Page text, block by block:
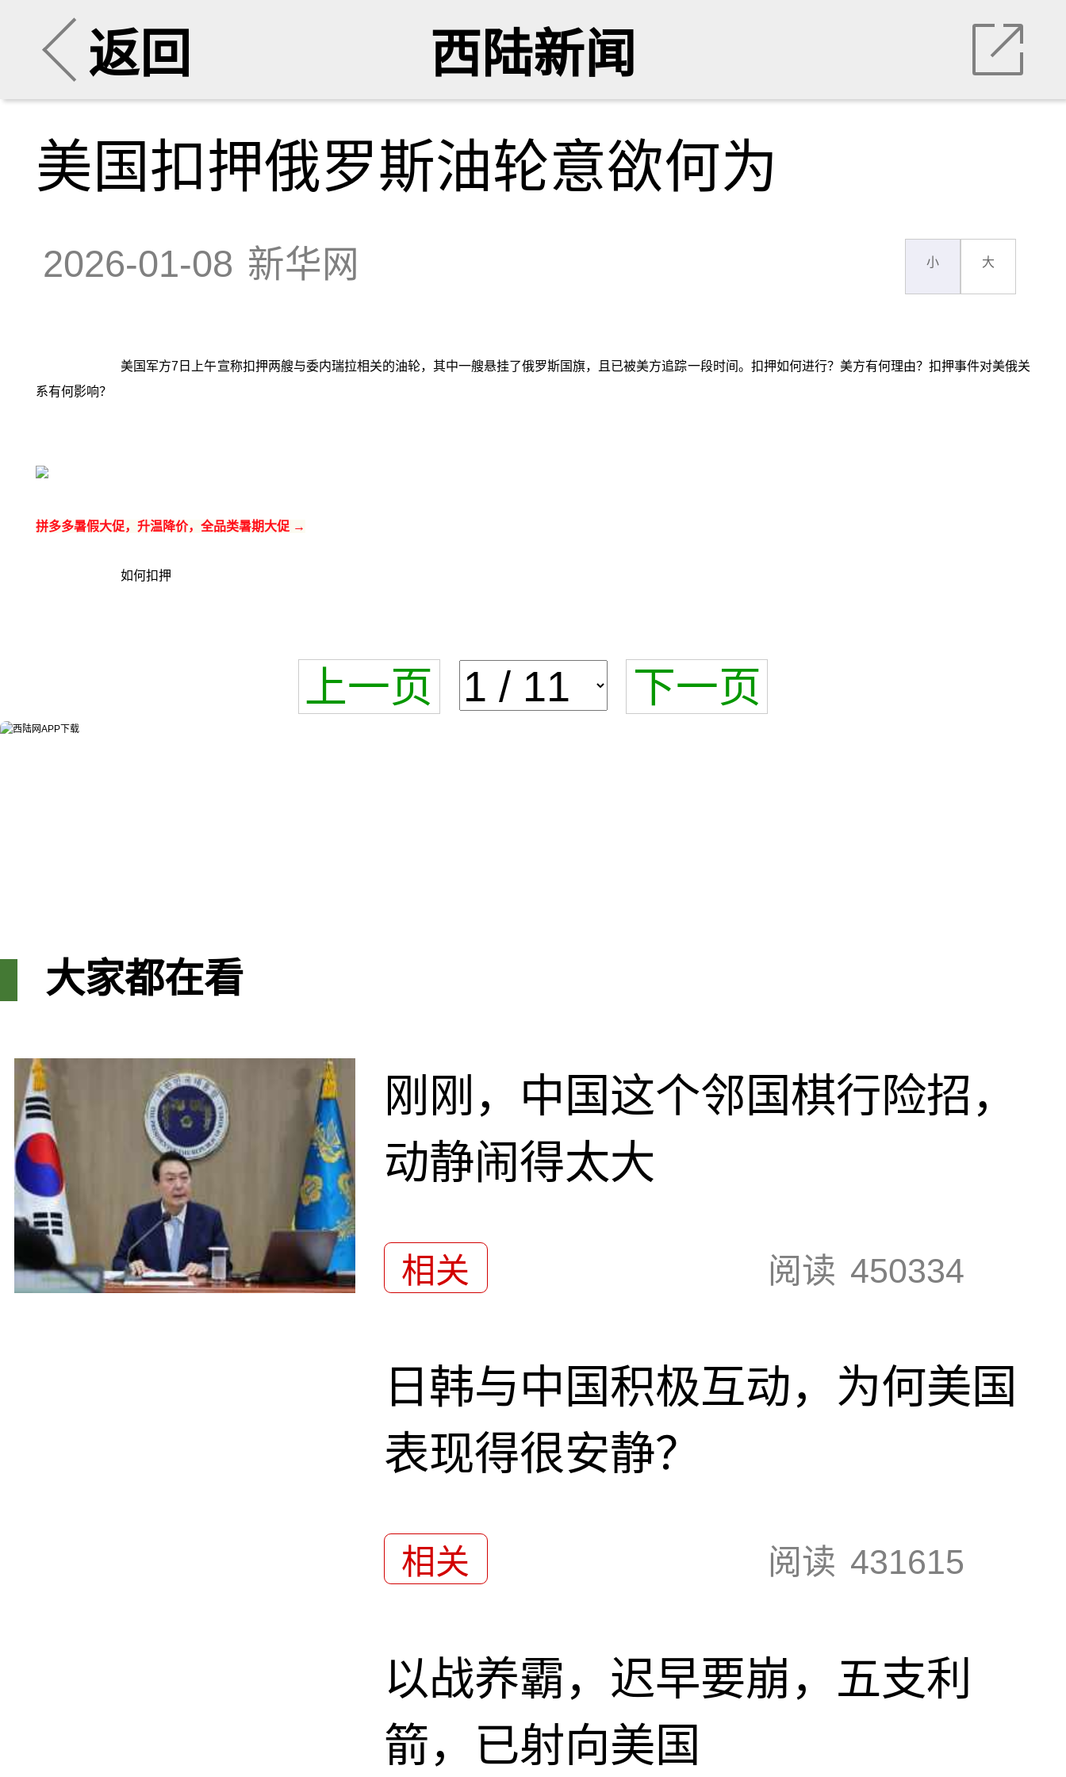
返回 西陆新闻
美国扣押俄罗斯油轮意欲何为
2026-01-08 新华网 小 大
美国军方7日上午宣称扣押两艘与委内瑞拉相关的油轮，其中一艘悬挂了俄罗斯国旗，且已被美方追踪一段时间。扣押如何进行？美方有何理由？扣押事件对美俄关
系有何影响？
拼多多暑假大促，升温降价，全品类暑期大促 →
如何扣押
上一页 下一页
大家都在看
刚刚，中国这个邻国棋行险招，
动静闹得太大
相关 阅读 450334
日韩与中国积极互动，为何美国
表现得很安静？
相关 阅读 431615
以战养霸，迟早要崩，五支利
箭，已射向美国